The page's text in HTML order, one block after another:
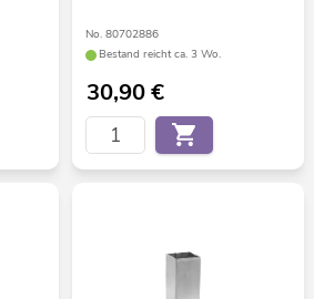
No. 80702886
Bestand reicht ca. 3 Wo.
30,90€